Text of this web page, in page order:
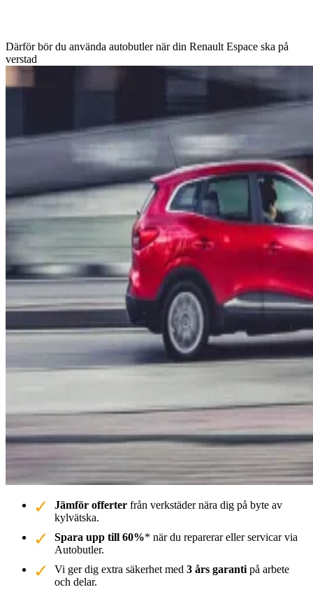
Därför bör du använda autobutler när din Renault Espace ska på
verstad
Jämför offerter från verkstäder nära dig på byte av
kylvätska.
Spara upp till 60%* när du reparerar eller servicar via
Autobutler.
Vi ger dig extra säkerhet med 3 års garanti på arbete
och delar.